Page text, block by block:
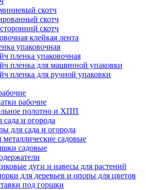
скотч
скотч
скотч
клейкая лента
упаковочная
пленка упаковочная
пленка для машинной упаковки
пленка для ручной упаковки
рабочие
полотно и ХПП
сада и огорода
для сада и огорода
металлические садовые
садовые
дуги и навесы для растений
для деревьев и опоры для цветов
под горшки